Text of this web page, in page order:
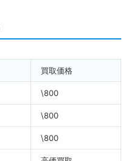
買取価格
\800
\800
\800